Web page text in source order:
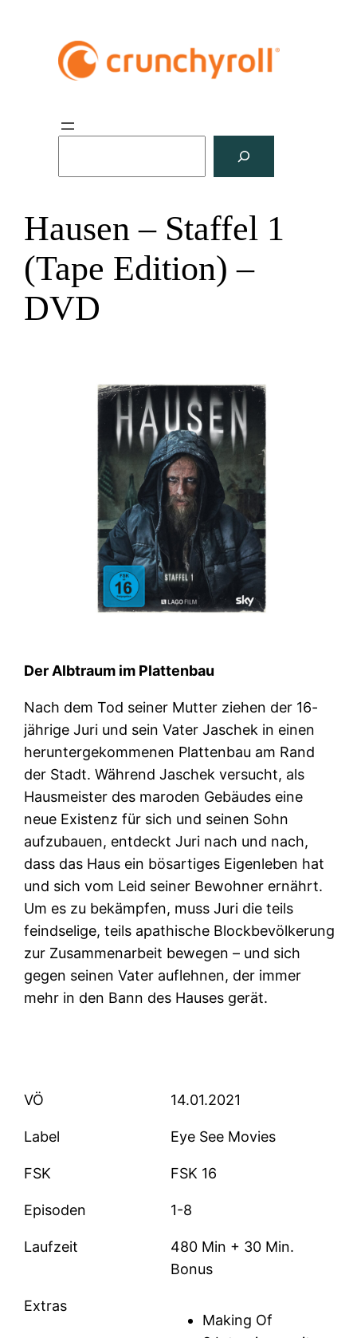
e
Hausen – Staffel 1
(Tape Edition) –
DVD
Der Albtraum im Plattenbau
Nach dem Tod seiner Mutter ziehen der 16-
jährige Juri und sein Vater Jaschek in einen
heruntergekommenen Plattenbau am Rand
der Stadt. Während Jaschek versucht, als
Hausmeister des maroden Gebäudes eine
neue Existenz für sich und seinen Sohn
aufzubauen, entdeckt Juri nach und nach,
dass das Haus ein bösartiges Eigenleben hat
und sich vom Leid seiner Bewohner ernährt.
Um es zu bekämpfen, muss Juri die teils
feindselige, teils apathische Blockbevölkerung
zur Zusammenarbeit bewegen – und sich
gegen seinen Vater auflehnen, der immer
mehr in den Bann des Hauses gerät.
VÖ 14.01.2021
Label Eye See Movies
FSK FSK 16
Episoden 1-8
Laufzeit
480 Min + 30 Min.
Bonus
Extras
Making Of